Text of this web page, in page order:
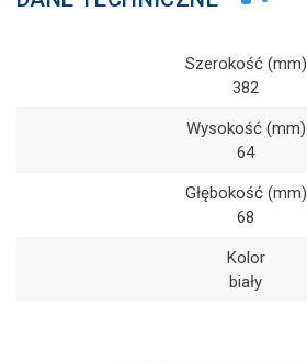
Szerokość (mm)
382
Wysokość (mm)
64
Głębokość (mm)
68
Kolor
biały